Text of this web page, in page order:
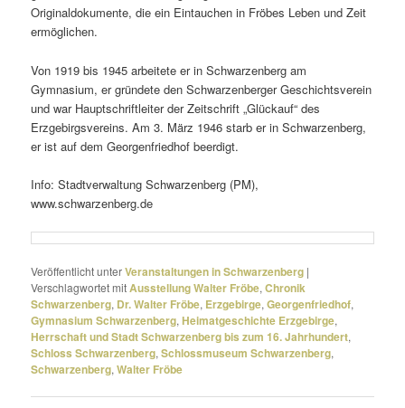
Originaldokumente, die ein Eintauchen in Fröbes Leben und Zeit
ermöglichen.
Von 1919 bis 1945 arbei­tete er in Schwarzenberg am
Gymnasium, er grün­dete den Schwarzenberger Geschichtsverein
und war Hauptschriftleiter der Zeitschrift „Glückauf“ des
Erzgebirgsvereins. Am 3. März 1946 starb er in Schwarzenberg,
er ist auf dem Georgenfriedhof beerdigt.
Info: Stadtverwaltung Schwarzenberg (PM),
www.schwarzenberg.de
Veröffentlicht unterVeranstaltungen in Schwarzenberg |
Verschlagwortet mitAusstellung Walter Fröbe,Chronik
Schwarzenberg, Dr. Walter Fröbe, Erzgebirge,Georgenfriedhof,
Gymnasium Schwarzenberg,Heimatgeschichte Erzgebirge,
Herrschaft und Stadt Schwarzenberg bis zum 16. Jahrhundert,
Schloss Schwarzenberg,Schlossmuseum Schwarzenberg,
Schwarzenberg,Walter Fröbe